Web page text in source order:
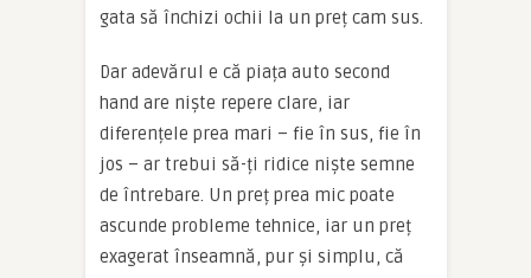
gata să închizi ochii la un preț cam sus.
Dar adevărul e că piața auto second
hand are niște repere clare, iar
diferențele prea mari – fie în sus, fie în
jos – ar trebui să-ți ridice niște semne
de întrebare. Un preț prea mic poate
ascunde probleme tehnice, iar un preț
exagerat înseamnă, pur și simplu, că